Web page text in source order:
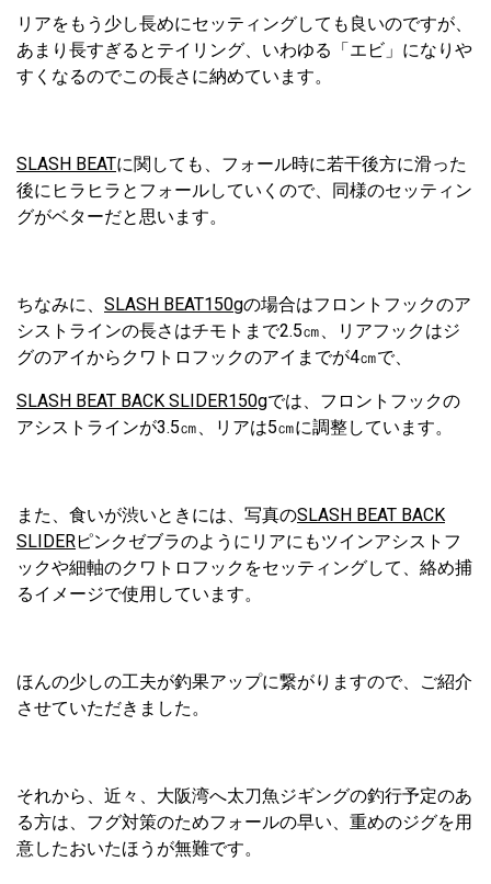
リアをもう少し長めにセッティングしても良いのですが、
あまり長すぎるとテイリング、いわゆる「エビ」になりや
すくなるのでこの長さに納めています。
SLASH BEATに関しても、フォール時に若干後方に滑った
後にヒラヒラとフォールしていくので、同様のセッティン
グがベターだと思います。
ちなみに、 SLASH BEAT150gの場合はフロントフックのア
シストラインの長さはチモトまで2.5㎝、リアフックはジ
グのアイからクワトロフックのアイまでが4㎝で、
SLASH BEAT BACK SLIDER150gでは、フロントフックの
アシストラインが3.5㎝、リアは5㎝に調整しています。
また、食いが渋いときには、写真のSLASH BEAT BACK
SLIDERピンクゼブラのようにリアにもツインアシストフ
ックや細軸のクワトロフックをセッティングして、絡め捕
るイメージで使用しています。
ほんの少しの工夫が釣果アップに繋がりますので、ご紹介
させていただきました。
それから、近々、大阪湾へ太刀魚ジギングの釣行予定のあ
る方は、フグ対策のためフォールの早い、重めのジグを用
意したおいたほうが無難です。